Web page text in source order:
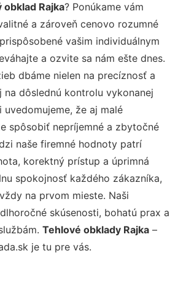
Rajka? Ponúkame vám
a zároveň cenovo rozumné
vašim individuálnym
a ozvite sa nám ešte dnes.
dbáme nielen na precíznosť a
na dôslednú kontrolu vykonanej
uvedomujeme, že aj malé
spôsobiť nepríjemné a zbytočné
naše firemné hodnoty patrí
korektný prístup a úprimná
spokojnosť každého zákazníka,
na prvom mieste. Naši
skúsenosti, bohatú prax a
Tehlové obklady Rajka –
je tu pre vás.